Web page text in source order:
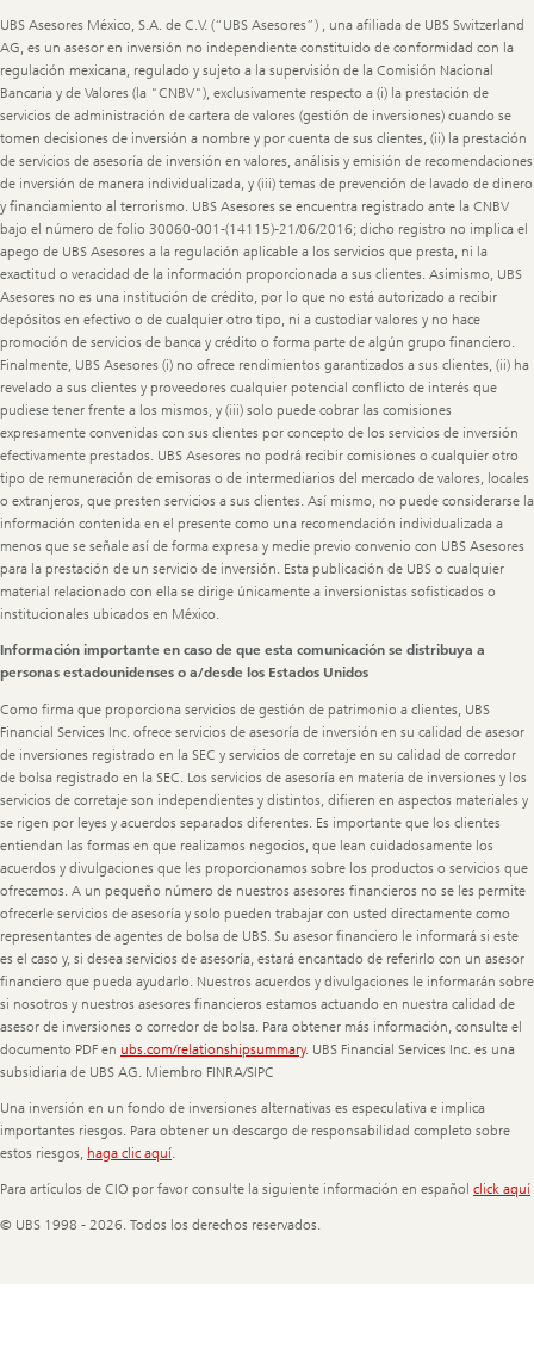
UBS Asesores México, S.A. de C.V. (“UBS Asesores”) , una afiliada de UBS Switzerland
AG, es un asesor en inversión no independiente constituido de conformidad con la
regulación mexicana, regulado y sujeto a la supervisión de la Comisión Nacional
Bancaria y de Valores (la "CNBV"), exclusivamente respecto a (i) la prestación de
servicios de administración de cartera de valores (gestión de inversiones) cuando se
tomen decisiones de inversión a nombre y por cuenta de sus clientes, (ii) la prestación
de servicios de asesoría de inversión en valores, análisis y emisión de recomendaciones
de inversión de manera individualizada, y (iii) temas de prevención de lavado de dinero
y financiamiento al terrorismo. UBS Asesores se encuentra registrado ante la CNBV
bajo el número de folio 30060-001-(14115)-21/06/2016; dicho registro no implica el
apego de UBS Asesores a la regulación aplicable a los servicios que presta, ni la
exactitud o veracidad de la información proporcionada a sus clientes. Asimismo, UBS
Asesores no es una institución de crédito, por lo que no está autorizado a recibir
depósitos en efectivo o de cualquier otro tipo, ni a custodiar valores y no hace
promoción de servicios de banca y crédito o forma parte de algún grupo financiero.
Finalmente, UBS Asesores (i) no ofrece rendimientos garantizados a sus clientes, (ii) ha
revelado a sus clientes y proveedores cualquier potencial conflicto de interés que
pudiese tener frente a los mismos, y (iii) solo puede cobrar las comisiones
expresamente convenidas con sus clientes por concepto de los servicios de inversión
efectivamente prestados. UBS Asesores no podrá recibir comisiones o cualquier otro
tipo de remuneración de emisoras o de intermediarios del mercado de valores, locales
o extranjeros, que presten servicios a sus clientes. Así mismo, no puede considerarse la
información contenida en el presente como una recomendación individualizada a
menos que se señale así de forma expresa y medie previo convenio con UBS Asesores
para la prestación de un servicio de inversión. Esta publicación de UBS o cualquier
material relacionado con ella se dirige únicamente a inversionistas sofisticados o
institucionales ubicados en México.
Información importante en caso de que esta comunicación se distribuya a
personas estadounidenses o a/desde los Estados Unidos
Como firma que proporciona servicios de gestión de patrimonio a clientes, UBS
Financial Services Inc. ofrece servicios de asesoría de inversión en su calidad de asesor
de inversiones registrado en la SEC y servicios de corretaje en su calidad de corredor
de bolsa registrado en la SEC. Los servicios de asesoría en materia de inversiones y los
servicios de corretaje son independientes y distintos, difieren en aspectos materiales y
se rigen por leyes y acuerdos separados diferentes. Es importante que los clientes
entiendan las formas en que realizamos negocios, que lean cuidadosamente los
acuerdos y divulgaciones que les proporcionamos sobre los productos o servicios que
ofrecemos. A un pequeño número de nuestros asesores financieros no se les permite
ofrecerle servicios de asesoría y solo pueden trabajar con usted directamente como
representantes de agentes de bolsa de UBS. Su asesor financiero le informará si este
es el caso y, si desea servicios de asesoría, estará encantado de referirlo con un asesor
financiero que pueda ayudarlo. Nuestros acuerdos y divulgaciones le informarán sobre
si nosotros y nuestros asesores financieros estamos actuando en nuestra calidad de
asesor de inversiones o corredor de bolsa. Para obtener más información, consulte el
documento PDF en ubs.com/relationshipsummary. UBS Financial Services Inc. es una
subsidiaria de UBS AG. Miembro FINRA/SIPC
Una inversión en un fondo de inversiones alternativas es especulativa e implica
importantes riesgos. Para obtener un descargo de responsabilidad completo sobre
estos riesgos, haga clic aquí.
Para artículos de CIO por favor consulte la siguiente información en español click aquí
© UBS 1998 - 2026. Todos los derechos reservados.